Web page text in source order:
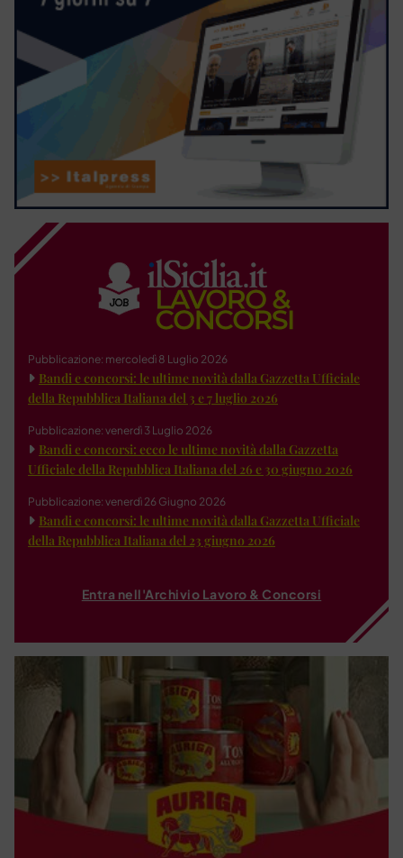
Pubblicazione: mercoledì 8 Luglio 2026
Bandi e concorsi: le ultime novità dalla Gazzetta Ufficiale
della Repubblica Italiana del 3 e 7 luglio 2026
Pubblicazione: venerdì 3 Luglio 2026
Bandi e concorsi: ecco le ultime novità dalla Gazzetta
Ufficiale della Repubblica Italiana del 26 e 30 giugno 2026
Pubblicazione: venerdì 26 Giugno 2026
Bandi e concorsi: le ultime novità dalla Gazzetta Ufficiale
della Repubblica Italiana del 23 giugno 2026
Entra nell'Archivio Lavoro & Concorsi